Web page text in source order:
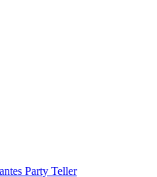
Party Teller